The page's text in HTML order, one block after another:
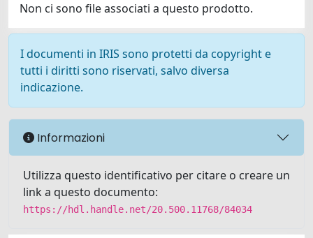
Non ci sono file associati a questo prodotto.
I documenti in IRIS sono protetti da copyright e
tutti i diritti sono riservati, salvo diversa
indicazione.
Informazioni
Utilizza questo identificativo per citare o creare un
link a questo documento:
https://hdl.handle.net/20.500.11768/84034